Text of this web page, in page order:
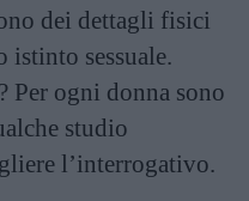
dei dettagli fisici
istinto sessuale.
Per ogni donna sono
studio
l’interrogativo.